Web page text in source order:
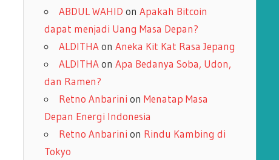
ABDUL WAHID on Apakah Bitcoin
dapat menjadi Uang Masa Depan?
ALDITHAon Aneka Kit Kat Rasa Jepang
ALDITHAon Apa Bedanya Soba, Udon,
dan Ramen?
Retno Anbarini on Menatap Masa
Depan Energi Indonesia
Retno Anbarini on Rindu Kambing di
Tokyo